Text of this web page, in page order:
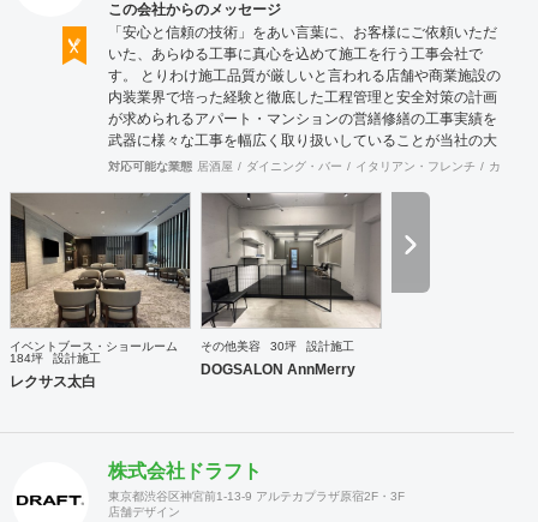
この会社からのメッセージ
「安心と信頼の技術」をあい言葉に、お客様にご依頼いただ
いた、あらゆる工事に真心を込めて施工を行う工事会社で
す。 とりわけ施工品質が厳しいと言われる店舗や商業施設の
内装業界で培った経験と徹底した工程管理と安全対策の計画
が求められるアパート・マンションの営繕修繕の工事実績を
武器に様々な工事を幅広く取り扱いしていることが当社の大
きな特徴です。
対応可能な業態 居酒屋 ダイニング・バー イタリアン・フレンチ カフェ
イベントブース・ショールーム
184坪
設計施工
レクサス太白
その他美容 30坪 設計施工
DOGSALON AnnMerry
株式会社ドラフト
東京都渋谷区神宮前1-13-9 アルテカプラザ原宿2F・3F
店舗デザイン